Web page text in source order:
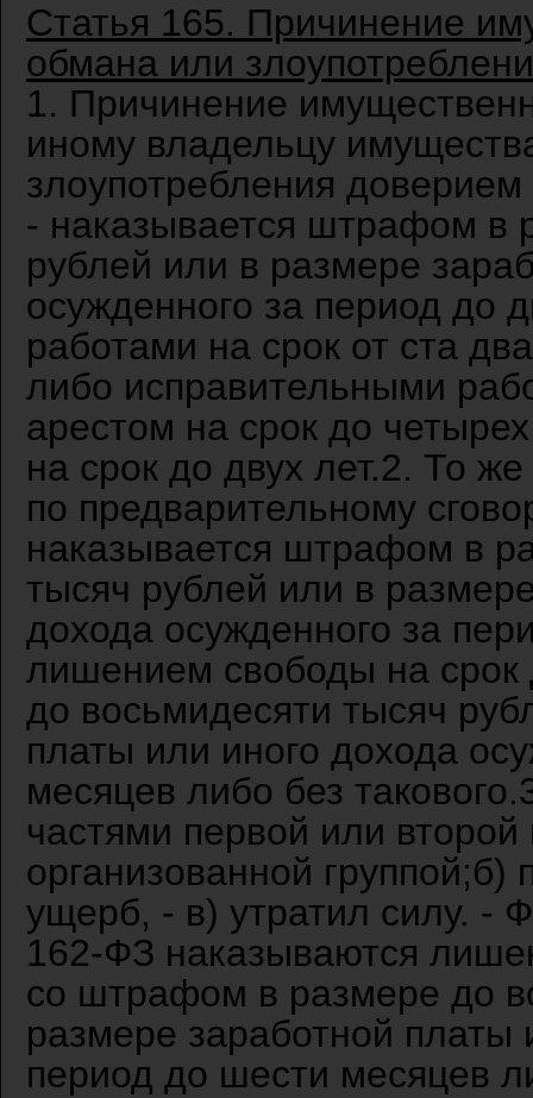
Статья 165. Причинение
обмана или
1. Причинение
иному владельцу
злоупотребления
- наказывается штрафом в
рублей или в размере
осужденного за период до
работами на срок от ста
либо исправительными
арестом на срок до
на срок до двух лет.2. То
по предварительному
наказывается штрафом в
тысяч рублей или в
дохода осужденного за
лишением свободы на
до восьмидесяти тысяч
платы или иного дохода
месяцев либо без
частями первой или
организованной
ущерб, - в) утратил силу. -
162-ФЗ наказываются
со штрафом в размере до
размере заработной платы
период до шести месяцев